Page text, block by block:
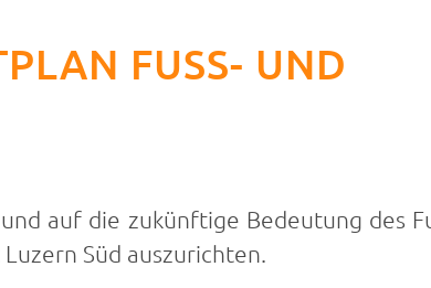
FUSS- UND
auf die zukünftige Bedeutung des
Süd auszurichten.